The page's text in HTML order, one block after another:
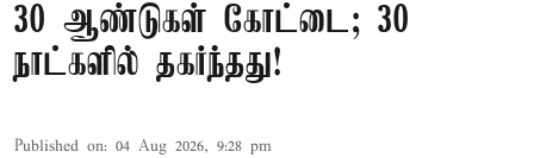
30 ஆண்டுகள் கோட்டை; 30
நாட்களில் தகர்ந்தது!
Published on: 04 Aug 2026, 9:28 pm